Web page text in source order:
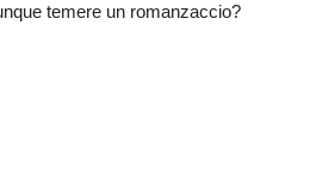
temere un romanzaccio?